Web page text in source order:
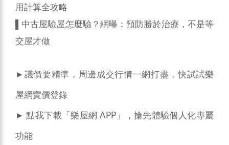
用計算全攻略
中古屋驗屋怎麼驗？網曝：預防勝於治療，不是等
交屋才做
►議價要精準，周邊成交行情一網打盡，快試試樂
屋網實價登錄
► 點我下載「樂屋網 APP」，搶先體驗個人化專屬
功能